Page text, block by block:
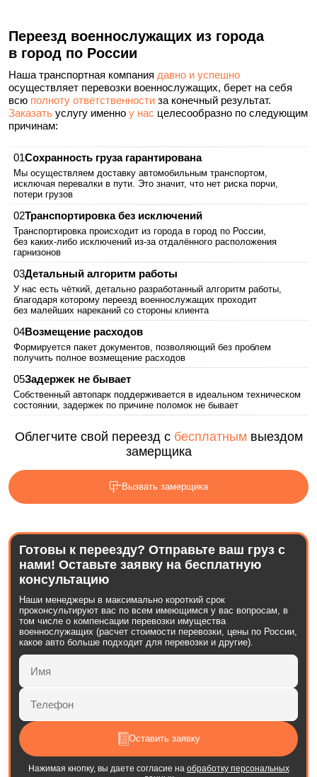
Переезд военнослужащих из города
в город по России
Наша транспортная компания давно и успешно
осуществляет перевозки военнослужащих, берет на себя
всю полноту ответственности за конечный результат.
Заказать услугу именно у нас целесообразно по следующим
причинам:
Сохранность груза гарантирована
Мы осуществляем доставку автомобильным транспортом,
исключая перевалки в пути. Это значит, что нет риска порчи,
потери грузов
Транспортировка без исключений
Транспортировка происходит из города в город по России,
без каких‑либо исключений из-за отдалённого расположения
гарнизонов
Детальный алгоритм работы
У нас есть чёткий, детально разработанный алгоритм работы,
благодаря которому переезд военнослужащих проходит
без малейших нареканий со стороны клиента
Возмещение расходов
Формируется пакет документов, позволяющий без проблем
получить полное возмещение расходов
Задержек не бывает
Собственный автопарк поддерживается в идеальном техническом
состоянии, задержек по причине поломок не бывает
Облегчите свой переезд с бесплатнымвыездом
замерщика
Вызвать замерщика
Готовы к переезду? Отправьте ваш груз с
нами! Оставьте заявку на бесплатную
консультацию
Наши менеджеры в максимально короткий срок
проконсультируют вас по всем имеющимся у вас вопросам, в
том числе о компенсации перевозки имущества
военнослужащих (расчет стоимости перевозки, цены по России,
какое авто больше подходит для перевозки и другие).
Оставить заявку
Нажимая кнопку, вы даете согласие на обработку персональных